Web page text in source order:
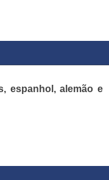
espanhol, alemão e